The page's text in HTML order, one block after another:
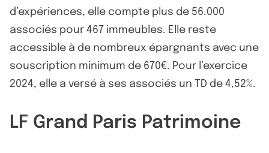
d’expériences, elle compte plus de 56.000
associés pour 467 immeubles. Elle reste
accessible à de nombreux épargnants avec une
souscription minimum de 670€. Pour l’exercice
2024, elle a versé à ses associés un TD de 4,52%.
LF Grand Paris Patrimoine